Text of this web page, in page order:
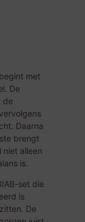
met
De
de
Daarna
brengt
alleen
is.
set die
is
De